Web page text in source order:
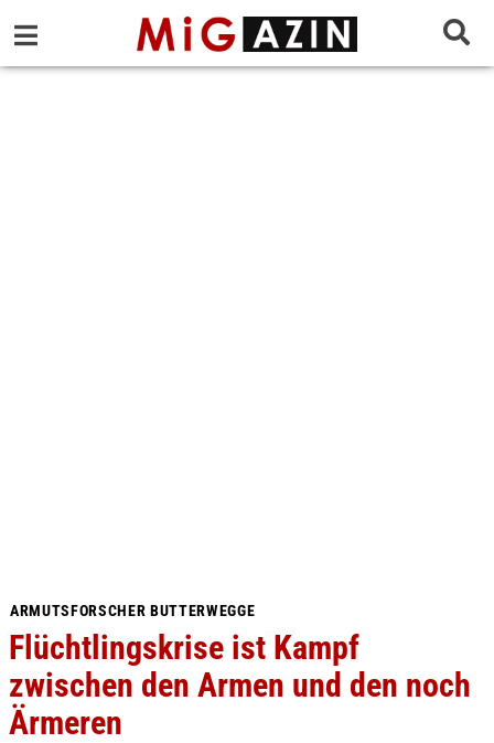
ARMUTSFORSCHER BUTTERWEGGE
Flüchtlingskrise ist Kampf
zwischen den Armen und den noch
Ärmeren